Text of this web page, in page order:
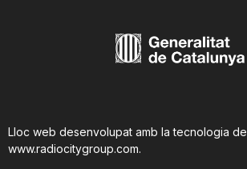
Lloc web desenvolupat amb la tecnologia de
www.radiocitygroup.com.